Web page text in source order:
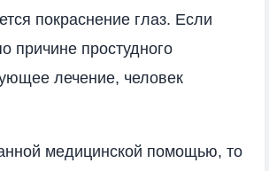
покраснение глаз. Если
причине простудного
лечение, человек
медицинской помощью, то